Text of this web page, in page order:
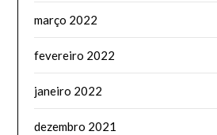
março 2022
fevereiro 2022
janeiro 2022
dezembro 2021